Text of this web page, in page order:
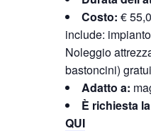
Costo: €
include:
Noleggio
bastoncini)
Adatto a:
È richiesta
QUI